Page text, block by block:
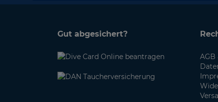
Gut abgesichert?
AGB